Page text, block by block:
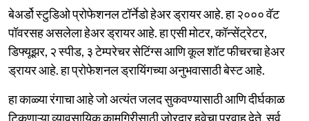
बेअर्डो स्टुडिओ प्रोफेशनल टॉर्नेडो हेअर ड्रायर आहे. हा २००० वॅट
पॉवरसह असलेला हेअर ड्रायर आहे. हा एसी मोटर, कॉन्सेंट्रेटर,
डिफ्यूझर, २ स्पीड, ३ टेम्परेचर सेटिंग्स आणि कूल शॉट फीचरचा हेअर
ड्रायर आहे. हा प्रोफेशनल ड्रायिंगच्या अनुभवासाठी बेस्ट आहे.
हा काळ्या रंगाचा आहे जो अत्यंत जलद सुकवण्यासाठी आणि दीर्घकाळ
टिकणाऱ्या व्यावसायिक कामगिरीसाठी जोरदार हवेचा प्रवाह देते. सर्व